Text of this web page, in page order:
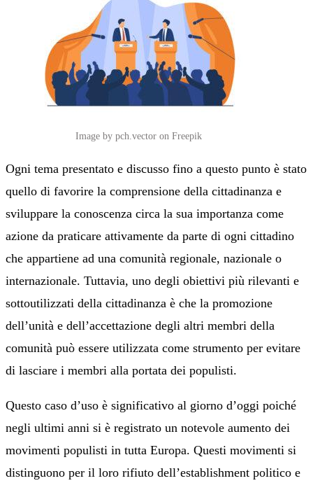
Image by pch.vector on Freepik
Ogni tema presentato e discusso fino a questo punto è stato
quello di favorire la comprensione della cittadinanza e
sviluppare la conoscenza circa la sua importanza come
azione da praticare attivamente da parte di ogni cittadino
che appartiene ad una comunità regionale, nazionale o
internazionale. Tuttavia, uno degli obiettivi più rilevanti e
sottoutilizzati della cittadinanza è che la promozione
dell’unità e dell’accettazione degli altri membri della
comunità può essere utilizzata come strumento per evitare
di lasciare i membri alla portata dei populisti.
Questo caso d’uso è significativo al giorno d’oggi poiché
negli ultimi anni si è registrato un notevole aumento dei
movimenti populisti in tutta Europa. Questi movimenti si
distinguono per il loro rifiuto dell’establishment politico e